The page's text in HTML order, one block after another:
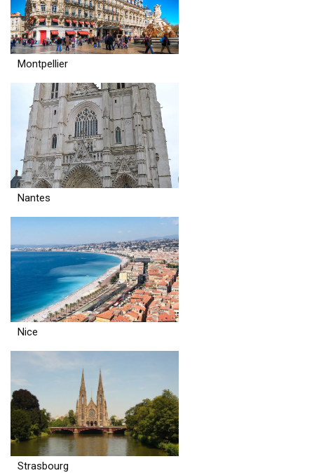
Montpellier
Nantes
Nice
Strasbourg